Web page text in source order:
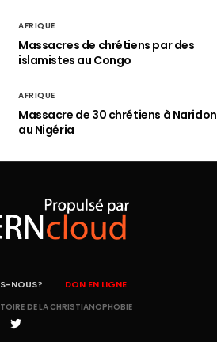
AFRIQUE
Massacres de chrétiens par des
islamistes au Congo
AFRIQUE
Massacre de 30 chrétiens à Naridon
au Nigéria
NOUS? DON EN LIGNE
DE LA CHRISTIANOPHOBIE